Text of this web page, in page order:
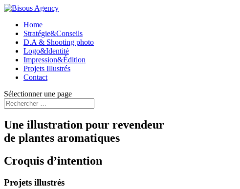
Home
Stratégie&Conseils
D.A & Shooting photo
Logo&Identité
Impression&Édition
Projets Illustrés
Contact
Sélectionner une page
Une illustration pour revendeur
de plantes aromatiques
Croquis d’intention
Projets illustrés